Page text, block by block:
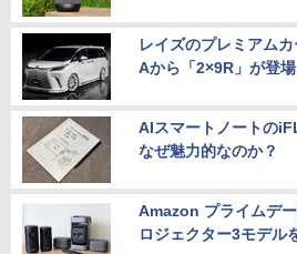
レイズのプレミアム
Aから「2×9R」が登場
AIスマートノートの
なぜ魅力的なのか？
Amazon プライムデ
ロジェクター3モデル